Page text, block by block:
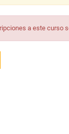
a este curso